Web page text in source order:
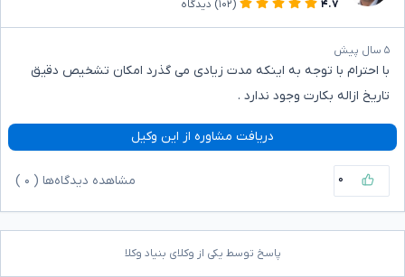
۴.۷
(۱۰۲) دیدگاه
۵ سال پیش
با احترام با توجه به اینکه مدت زیادی می گذرد امکان تشخیص دقیق
تاریخ ازاله بکارت وجود ندارد .
دریافت مشاوره از این وکیل
۰ مشاهده دیدگاه‌ها ( ۰
پاسخ توسط یکی از وکلای بنیاد وکلا